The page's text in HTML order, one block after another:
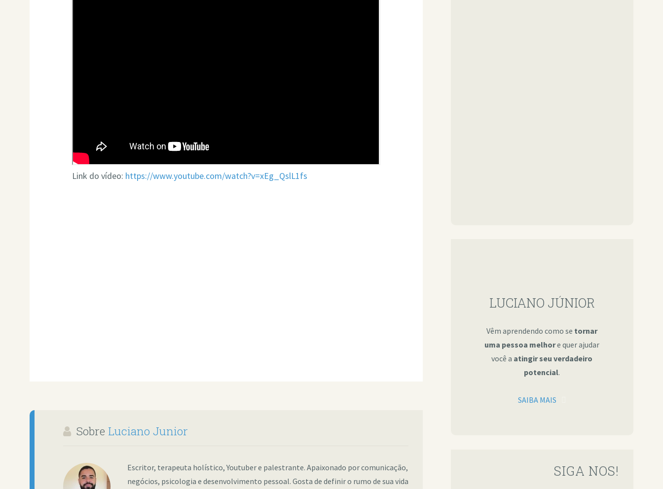
Link do vídeo: https://www.youtube.com/watch?v=xEg_QslL1fs
Sobre Luciano Junior
Escritor, terapeuta holístico, Youtuber e palestrante. Apaixonado por comunicação,
negócios, psicologia e desenvolvimento pessoal. Gosta de definir o rumo de sua vida
LUCIANO JÚNIOR
Vêm aprendendo como se tornar
uma pessoa melhore quer ajudar
você a atingir seu verdadeiro
potencial.
SAIBA MAIS
SIGA NOS!